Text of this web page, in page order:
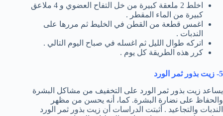
اخلط 2 ملعقة كبيرة من خل التفاح العضوي و 4 ملاعق
كبيرة من الماء المقطر .
اغمس قطعة من القطن في الخليط ثم مررها على
الندبات .
اتركه طوال الليل ثم اغسله في صباح اليوم التالي .
كرر هذه الطريقة كل يوم .
5- زيت بذور ثمر الورد
يساعد زيت بذور ثمر الورد على التخفيف من مشاكل البشرة
والحفاظ على نضارة البشرة. كما، أنه يحسن من مظهر
الندبات والتجاعيد . أثبتت الدراسات أن زيت بذور ثمر الورد